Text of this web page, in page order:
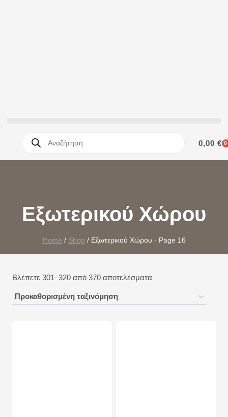
0,00 € 0
Εξωτερικού Χώρου
Home / Shop / Εξωτερικού Χώρου - Page 16
Βλέπετε 301–320 από 370 αποτελέσματα